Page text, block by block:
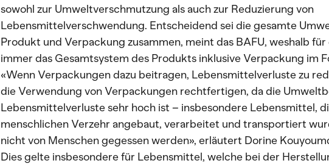
sowohl zur Umweltverschmutzung als auch zur Reduzierung von
Lebensmittelverschwendung. Entscheidend sei die gesamte
Produkt und Verpackung zusammen, meint das BAFU, weshalb
immer das Gesamtsystem des Produkts inklusive Verpackung im
«Wenn Verpackungen dazu beitragen, Lebensmittelverluste zu
die Verwendung von Verpackungen rechtfertigen, da die
Lebensmittelverluste sehr hoch ist – insbesondere Lebensmittel,
menschlichen Verzehr angebaut, verarbeitet und transportiert
nicht von Menschen gegessen werden», erläutert Dorine
Dies gelte insbesondere für Lebensmittel, welche bei der